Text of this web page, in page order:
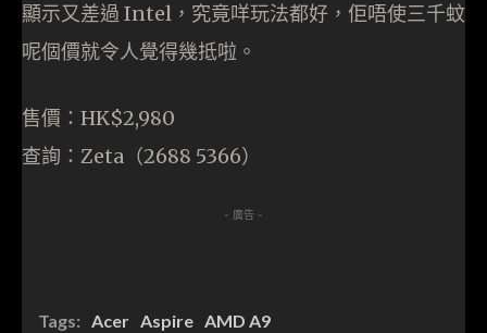
顯示又差過 Intel，究竟咩玩法都好，佢唔使三千蚊
呢個價就令人覺得幾抵啦。
售價：HK$2,980
查詢：Zeta（2688 5366）
- 廣告 -
Tags: Acer Aspire AMD A9